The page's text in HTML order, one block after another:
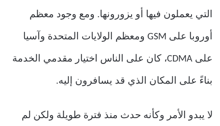
التي يعملون فيها أو يزورونها. ومع وجود معظم
أوروبا على GSM ومعظم الولايات المتحدة وآسيا
على CDMA، كان على الناس اختيار مقدمي الخدمة
بناءً على المكان الذي قد يسافرون إليه.
لا يبدو الأمر وكأنه حدث منذ فترة طويلة ولكن لم